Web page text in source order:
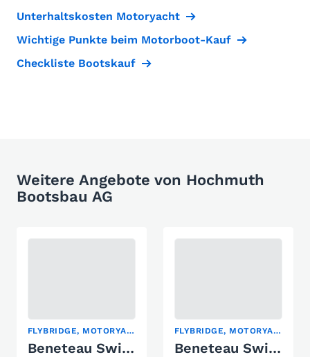
Unterhaltskosten Motoryacht
Wichtige Punkte beim Motorboot-Kauf
Checkliste Bootskauf
Weitere Angebote von Hochmuth
Bootsbau AG
FLYBRIDGE, MOTORYACHT
Beneteau Swift Trawler 41 Fly
FLYBRIDGE, MOTORYACHT
Beneteau Swift Trawler 48